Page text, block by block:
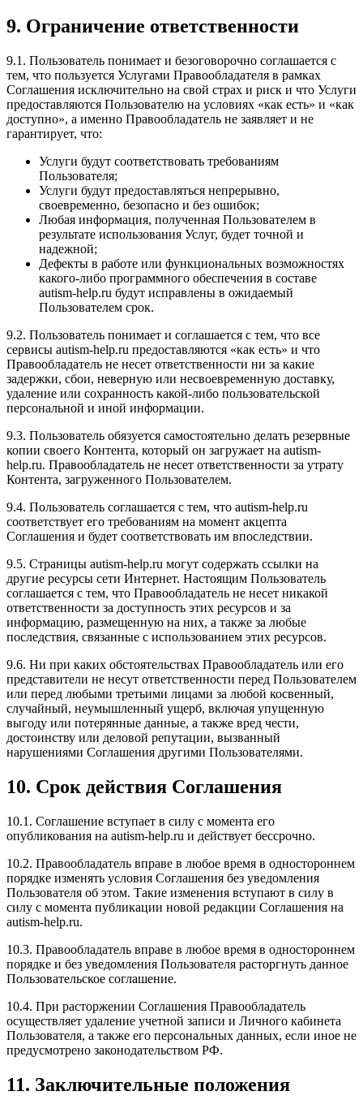
9. Ограничение ответственности
9.1. Пользователь понимает и безоговорочно соглашается с
тем, что пользуется Услугами Правообладателя в рамках
Соглашения исключительно на свой страх и риск и что Услуги
предоставляются Пользователю на условиях «как есть» и «как
доступно», а именно Правообладатель не заявляет и не
гарантирует, что:
Услуги будут соответствовать требованиям
Пользователя;
Услуги будут предоставляться непрерывно,
своевременно, безопасно и без ошибок;
Любая информация, полученная Пользователем в
результате использования Услуг, будет точной и
надежной;
Дефекты в работе или функциональных возможностях
какого-либо программного обеспечения в составе
autism-help.ru будут исправлены в ожидаемый
Пользователем срок.
9.2. Пользователь понимает и соглашается с тем, что все
сервисы autism-help.ru предоставляются «как есть» и что
Правообладатель не несет ответственности ни за какие
задержки, сбои, неверную или несвоевременную доставку,
удаление или сохранность какой-либо пользовательской
персональной и иной информации.
9.3. Пользователь обязуется самостоятельно делать резервные
копии своего Контента, который он загружает на autism-
help.ru. Правообладатель не несет ответственности за утрату
Контента, загруженного Пользователем.
9.4. Пользователь соглашается с тем, что autism-help.ru
соответствует его требованиям на момент акцепта
Соглашения и будет соответствовать им впоследствии.
9.5. Страницы autism-help.ru могут содержать ссылки на
другие ресурсы сети Интернет. Настоящим Пользователь
соглашается с тем, что Правообладатель не несет никакой
ответственности за доступность этих ресурсов и за
информацию, размещенную на них, а также за любые
последствия, связанные с использованием этих ресурсов.
9.6. Ни при каких обстоятельствах Правообладатель или его
представители не несут ответственности перед Пользователем
или перед любыми третьими лицами за любой косвенный,
случайный, неумышленный ущерб, включая упущенную
выгоду или потерянные данные, а также вред чести,
достоинству или деловой репутации, вызванный
нарушениями Соглашения другими Пользователями.
10. Срок действия Соглашения
10.1. Соглашение вступает в силу с момента его
опубликования на autism-help.ru и действует бессрочно.
10.2. Правообладатель вправе в любое время в одностороннем
порядке изменять условия Соглашения без уведомления
Пользователя об этом. Такие изменения вступают в силу в
силу с момента публикации новой редакции Соглашения на
autism-help.ru.
10.3. Правообладатель вправе в любое время в одностороннем
порядке и без уведомления Пользователя расторгнуть данное
Пользовательское соглашение.
10.4. При расторжении Соглашения Правообладатель
осуществляет удаление учетной записи и Личного кабинета
Пользователя, а также его персональных данных, если иное не
предусмотрено законодательством РФ.
11. Заключительные положения